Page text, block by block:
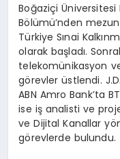
Boğaziçi
Bölümü’nden
Türkiye Sınai
olarak başladı.
telekomünikasyon
görevler üstlendi.
ABN Amro Bank’ta
ise iş analisti ve
ve Dijital Kanallar
görevlerde bulundu.